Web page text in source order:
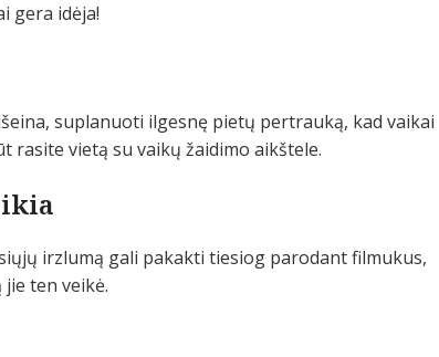
gera idėja!
suplanuoti ilgesnę pietų pertrauką, kad vaikai
rasite vietą su vaikų žaidimo aikštele.
irzlumą gali pakakti tiesiog parodant filmukus,
ten veikė.